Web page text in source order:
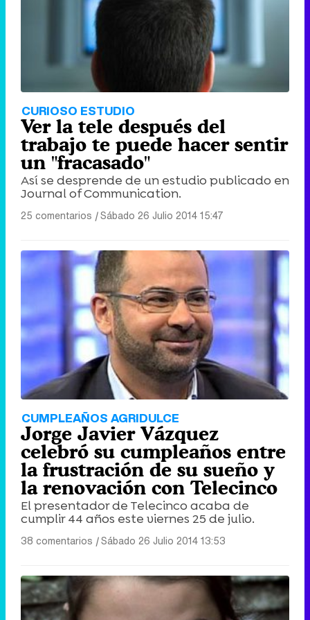
CURIOSO ESTUDIO
Ver la tele después del
trabajo te puede hacer sentir
un "fracasado"
Así se desprende de un estudio publicado en
Journal of Communication.
25 comentarios |Sábado 26 Julio 2014 15:47
CUMPLEAÑOS AGRIDULCE
Jorge Javier Vázquez
celebró su cumpleaños entre
la frustración de su sueño y
la renovación con Telecinco
El presentador de Telecinco acaba de
cumplir 44 años este viernes 25 de julio.
38 comentarios |Sábado 26 Julio 2014 13:53